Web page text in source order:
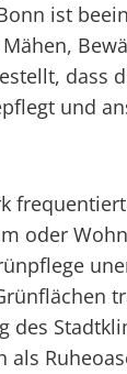
ist
dass
und
oder
des
als